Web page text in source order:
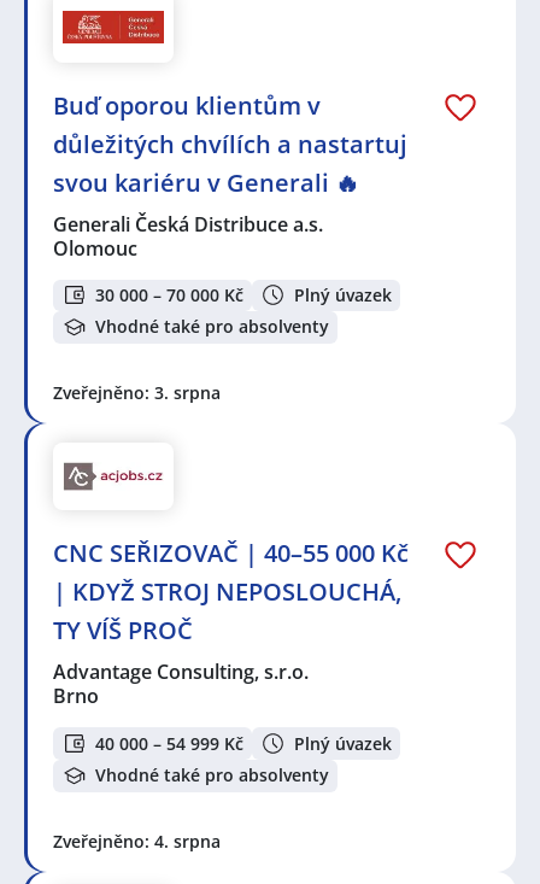
Buď oporou klientům v
důležitých chvílích a nastartuj
svou kariéru v Generali 🔥
Generali Česká Distribuce a.s.
Olomouc
30 000 – 70 000 Kč
Plný úvazek
Vhodné také pro absolventy
Zveřejněno: 3. srpna
CNC SEŘIZOVAČ | 40–55 000 Kč
| KDYŽ STROJ NEPOSLOUCHÁ,
TY VÍŠ PROČ
Advantage Consulting, s.r.o.
Brno
40 000 – 54 999 Kč
Plný úvazek
Vhodné také pro absolventy
Zveřejněno: 4. srpna